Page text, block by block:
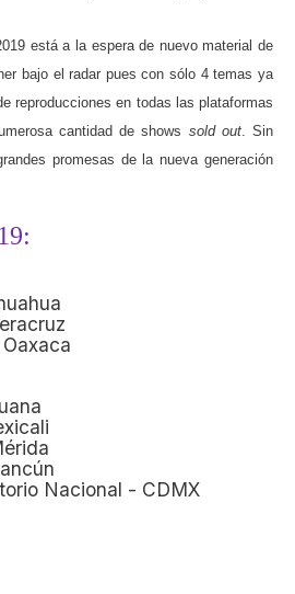
está a la espera de nuevo material de
bajo el radar pues con sólo 4 temas ya
reproducciones en todas las plataformas
cantidad de shows sold out. Sin
promesas de la nueva generación
Nacional - CDMX